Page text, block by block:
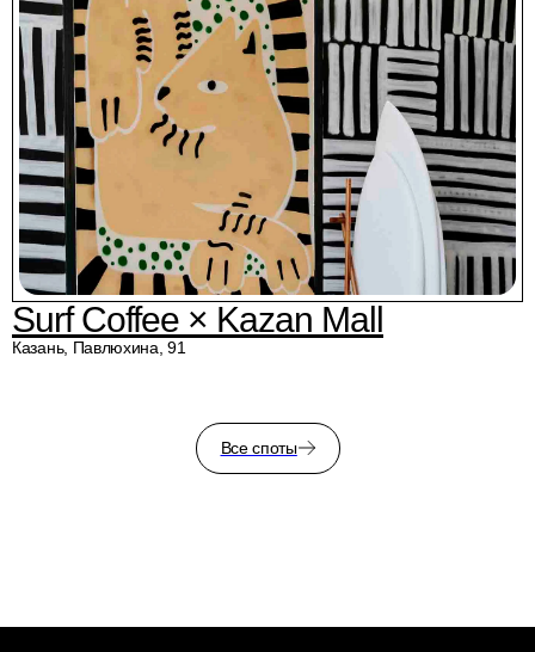
Surf Coffee × Kazan Mall
Казань, Павлюхина, 91
Все споты